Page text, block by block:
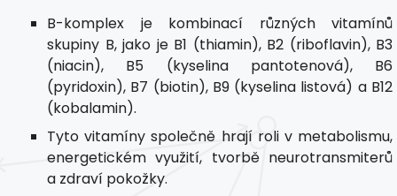
B-komplex je kombinací různých vitamínů
skupiny B, jako je B1 (thiamin), B2 (riboflavin), B3
(niacin), B5 (kyselina pantotenová), B6
(pyridoxin), B7 (biotin), B9 (kyselina listová) a B12
(kobalamin).
Tyto vitamíny společně hrají roli v metabolismu,
energetickém využití, tvorbě neurotransmiterů
a zdraví pokožky.